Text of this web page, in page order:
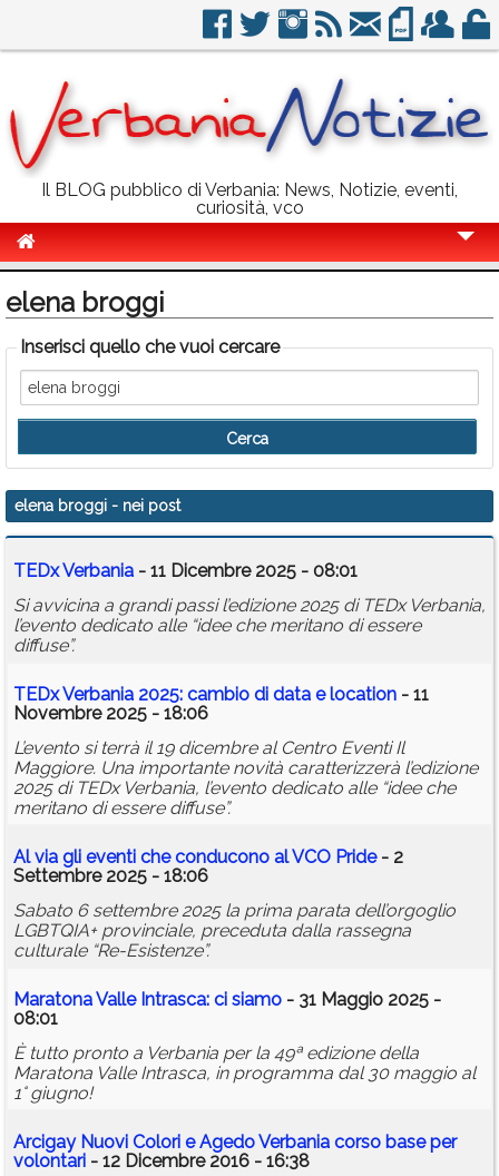
Il BLOG pubblico di Verbania: News, Notizie, eventi,
curiosità, vco
Politica
Sport
Eventi
Info Utili
Rubriche
Calendario
Annunci
elena broggi
Inserisci quello che vuoi cercare
elena broggi - nei post
TEDx Verbania - 11 Dicembre 2025 - 08:01
Si avvicina a grandi passi l’edizione 2025 di TEDx Verbania,
l’evento dedicato alle “idee che meritano di essere
diffuse”.
TEDx Verbania 2025: cambio di data e location - 11
Novembre 2025 - 18:06
L’evento si terrà il 19 dicembre al Centro Eventi Il
Maggiore. Una importante novità caratterizzerà l’edizione
2025 di TEDx Verbania, l’evento dedicato alle “idee che
meritano di essere diffuse”.
Al via gli eventi che conducono al VCO Pride- 2
Settembre 2025 - 18:06
Sabato 6 settembre 2025 la prima parata dell’orgoglio
LGBTQIA+ provinciale, preceduta dalla rassegna
culturale “Re-Esistenze”.
Maratona Valle Intrasca: ci siamo - 31 Maggio 2025 -
08:01
È tutto pronto a Verbania per la 49ª edizione della
Maratona Valle Intrasca, in programma dal 30 maggio al
1° giugno!
Arcigay Nuovi Colori e Agedo Verbania corso base per
volontari - 12 Dicembre 2016 - 16:38